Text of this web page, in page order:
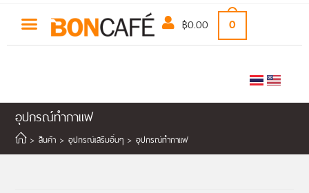
฿0.00 0
อุปกรณ์ทำกาแฟ
> สินค้า > อุปกรณ์เสริมอื่นๆ > อุปกรณ์ทำกาแฟ